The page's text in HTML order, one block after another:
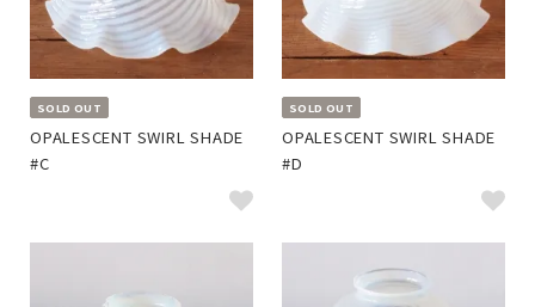
SOLD OUT
OPALESCENT SWIRL SHADE
#C
SOLD OUT
OPALESCENT SWIRL SHADE
#D